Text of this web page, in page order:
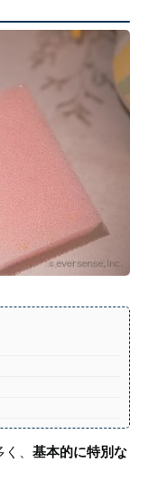
、 基本的に特別な